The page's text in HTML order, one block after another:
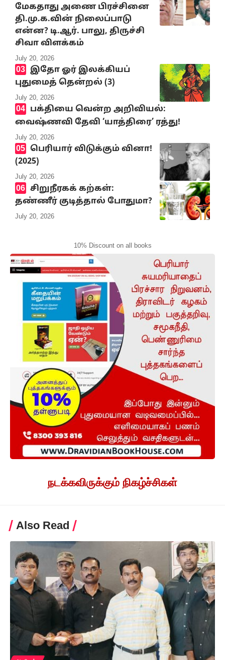
மேகதாது அணை பிரச்சினை
தி.மு.க.வின் நிலைப்பாடு
என்ன? டி.ஆர். பாலு, திருச்சி
சிவா விளக்கம்
July 20, 2026
இதோ ஓர் இலக்கியப்
புதுமைத் தென்றல் (3)
July 20, 2026
பக்தியை வென்ற அறிவியல்:
வைஷ்ணவி தேவி ‘யாத்திரை’ ரத்து!
July 20, 2026
பெரியார் விடுக்கும் வினா!
(2025)
July 20, 2026
சிறுநீரகக் கற்கள்:
தண்ணீர் குடித்தால் போதுமா?
July 20, 2026
10% Discount on all books
நடக்கவிருக்கும் நிகழ்ச்சிகள்
Also Read